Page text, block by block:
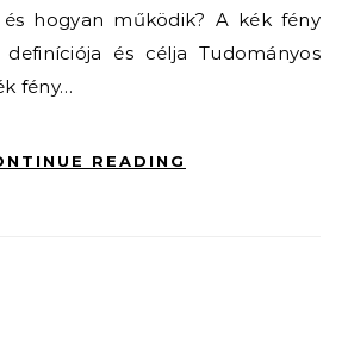
és hogyan működik? A kék fény
definíciója és célja Tudományos
fény…
READING